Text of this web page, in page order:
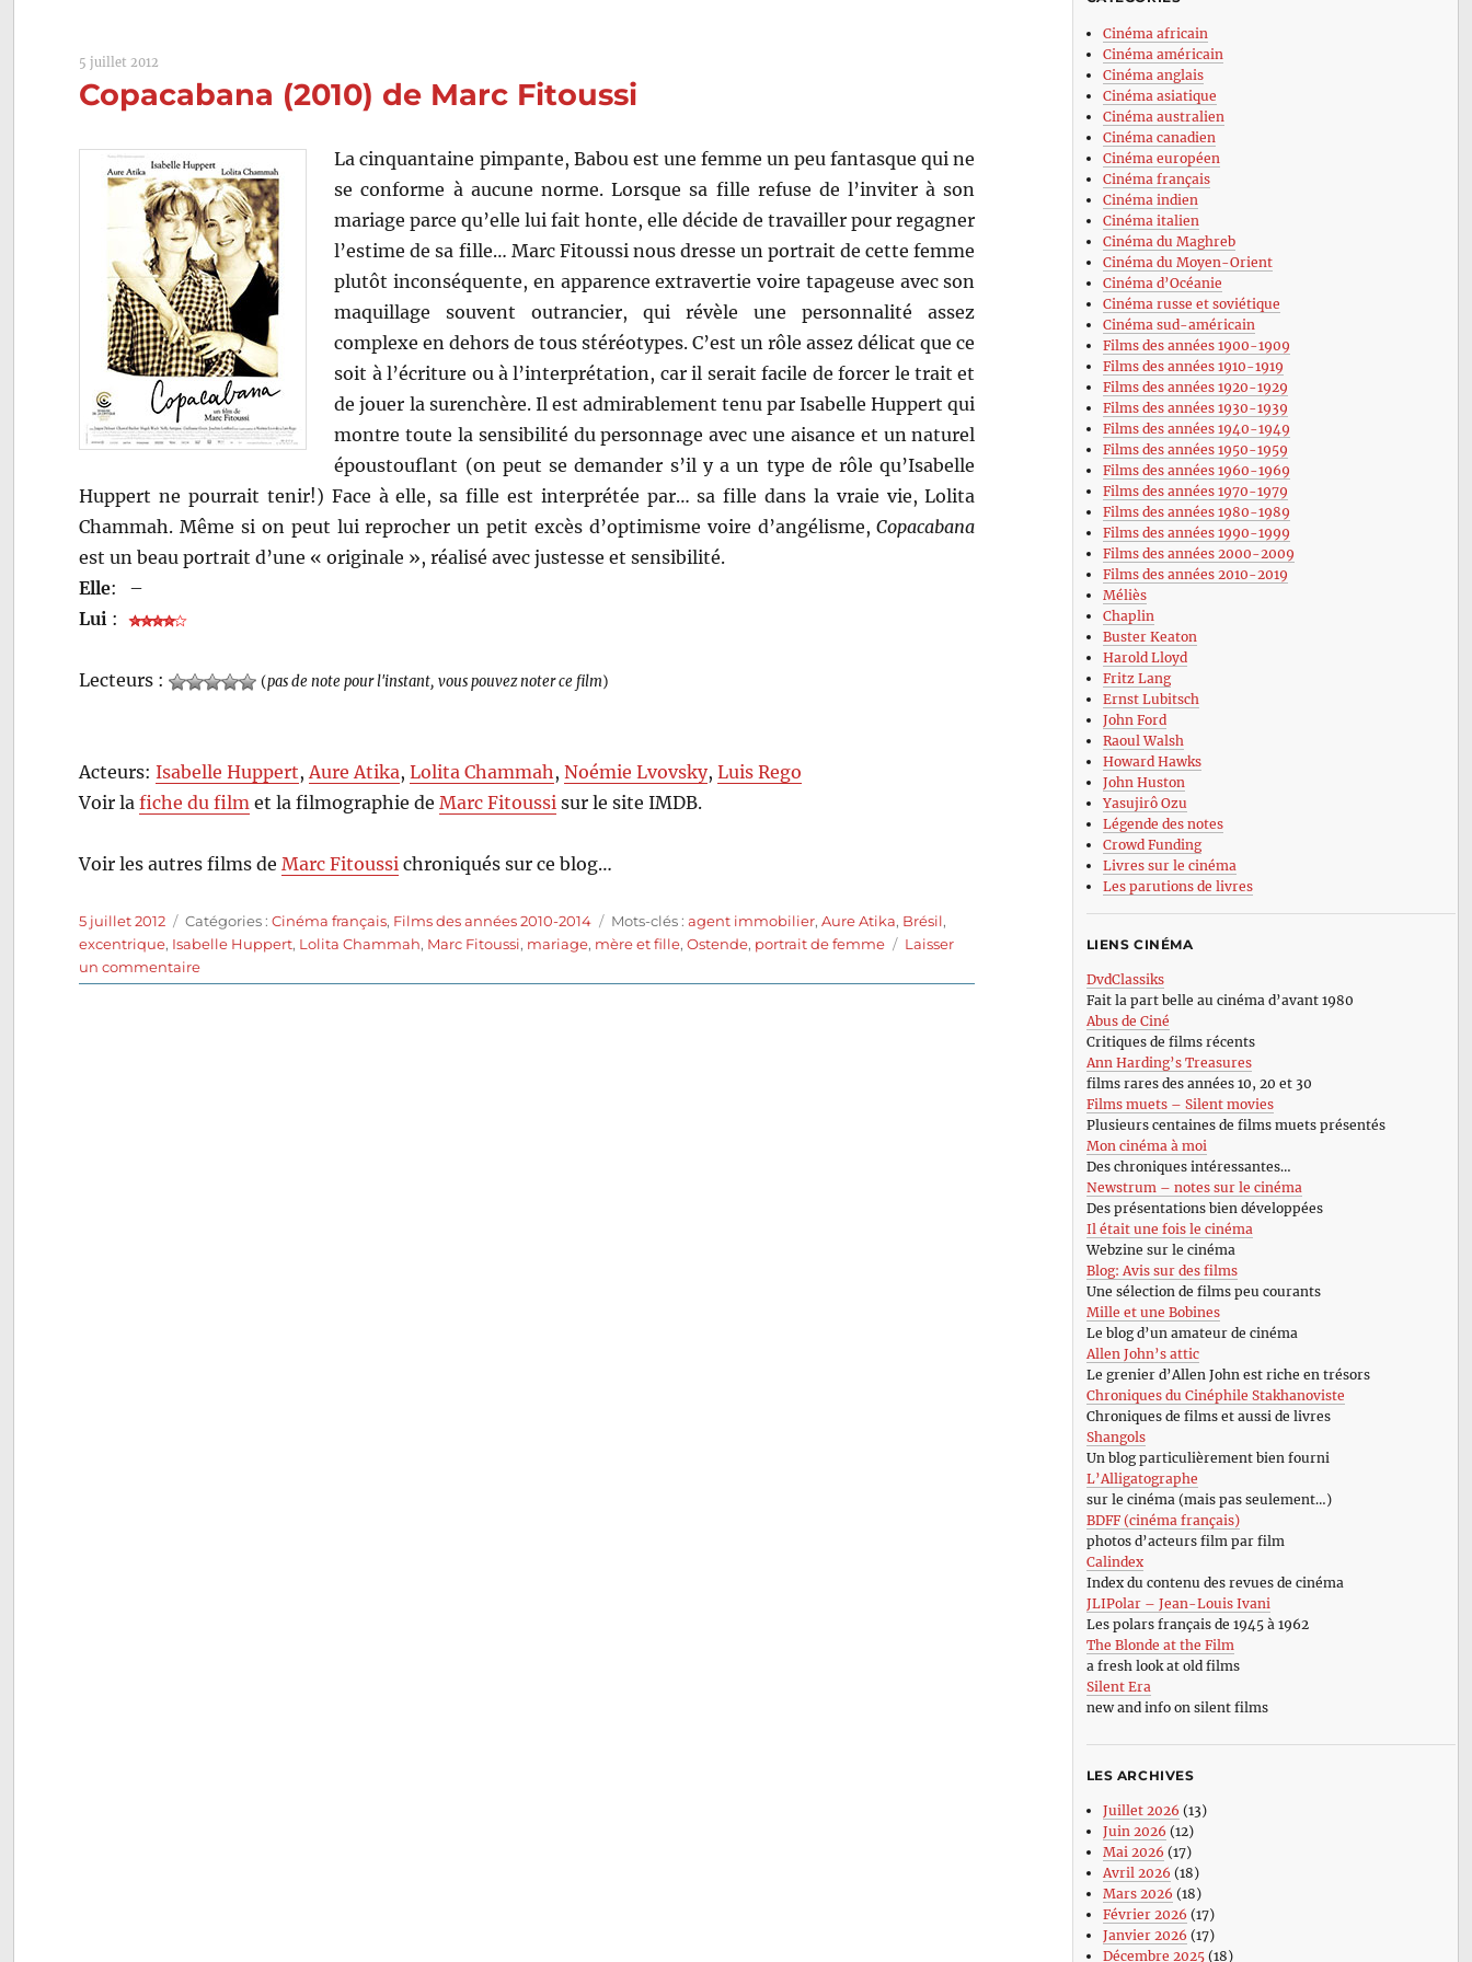
5 juillet 2012
Copacabana (2010) de Marc Fitoussi
La cinquantaine pimpante, Babou est une femme un peu fantasque qui ne
se conforme à aucune norme. Lorsque sa fille refuse de l’inviter à son
mariage parce qu’elle lui fait honte, elle décide de travailler pour regagner
l’estime de sa fille… Marc Fitoussi nous dresse un portrait de cette femme
plutôt inconséquente, en apparence extravertie voire tapageuse avec son
maquillage souvent outrancier, qui révèle une personnalité assez
complexe en dehors de tous stéréotypes. C’est un rôle assez délicat que ce
soit à l’écriture ou à l’interprétation, car il serait facile de forcer le trait et
de jouer la surenchère. Il est admirablement tenu par Isabelle Huppert qui
montre toute la sensibilité du personnage avec une aisance et un naturel
époustouflant (on peut se demander s’il y a un type de rôle qu’Isabelle
Huppert ne pourrait tenir!) Face à elle, sa fille est interprétée par… sa fille dans la vraie vie, Lolita
Chammah. Même si on peut lui reprocher un petit excès d’optimisme voire d’angélisme,Copacabana
est un beau portrait d’une « originale », réalisé avec justesse et sensibilité.
Elle:
–
Lui :
Lecteurs : (pas de note pour l'instant, vous pouvez noter ce film)
Acteurs:Isabelle Huppert,Aure Atika,Lolita Chammah,Noémie Lvovsky,Luis Rego
Voir lafiche du film et la filmographie deMarc Fitoussi sur le site IMDB.
Voir les autres films deMarc Fitoussi chroniqués sur ce blog…
Publié
le
5 juillet 2012 Catégories
Catégories :Cinéma français, Films des années 2010-2014 Étiquettes
Mots-clés :agent immobilier,Aure Atika, Brésil,
excentrique, Isabelle Huppert, Lolita Chammah, Marc Fitoussi, mariage, mère et fille,Ostende, portrait de femme
Laisser
un commentairesur
Copacabana
Cinéma africain
Cinéma américain
Cinéma anglais
Cinéma asiatique
Cinéma australien
Cinéma canadien
Cinéma européen
Cinéma français
Cinéma indien
Cinéma italien
Cinéma du Maghreb
Cinéma du Moyen-Orient
Cinéma d’Océanie
Cinéma russe et soviétique
Cinéma sud-américain
Films des années 1900-1909
Films des années 1910-1919
Films des années 1920-1929
Films des années 1930-1939
Films des années 1940-1949
Films des années 1950-1959
Films des années 1960-1969
Films des années 1970-1979
Films des années 1980-1989
Films des années 1990-1999
Films des années 2000-2009
Films des années 2010-2019
Méliès
Chaplin
Buster Keaton
Harold Lloyd
Fritz Lang
Ernst Lubitsch
John Ford
Raoul Walsh
Howard Hawks
John Huston
Yasujirô Ozu
Légende des notes
Crowd Funding
Livres sur le cinéma
Les parutions de livres
LIENS CINÉMA
DvdClassiks
Fait la part belle au cinéma d’avant 1980
Abus de Ciné
Critiques de films récents
Ann Harding’s Treasures
films rares des années 10, 20 et 30
Films muets – Silent movies
Plusieurs centaines de films muets présentés
Mon cinéma à moi
Des chroniques intéressantes…
Newstrum – notes sur le cinéma
Des présentations bien développées
Il était une fois le cinéma
Webzine sur le cinéma
Blog: Avis sur des films
Une sélection de films peu courants
Mille et une Bobines
Le blog d’un amateur de cinéma
Allen John’s attic
Le grenier d’Allen John est riche en trésors
Chroniques du Cinéphile Stakhanoviste
Chroniques de films et aussi de livres
Shangols
Un blog particulièrement bien fourni
L’Alligatographe
sur le cinéma (mais pas seulement…)
BDFF (cinéma français)
photos d’acteurs film par film
Calindex
Index du contenu des revues de cinéma
JLIPolar – Jean-Louis Ivani
Les polars français de 1945 à 1962
The Blonde at the Film
a fresh look at old films
Silent Era
new and info on silent films
LES ARCHIVES
Juillet 2026 (13)
Juin 2026 (12)
Mai 2026 (17)
Avril 2026 (18)
Mars 2026 (18)
Février 2026 (17)
Janvier 2026 (17)
Décembre 2025(18)